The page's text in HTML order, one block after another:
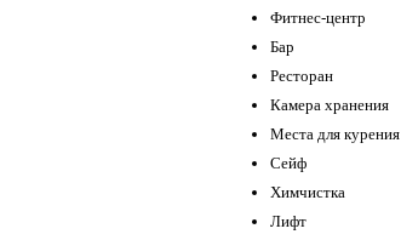
Фитнес-центр
Бар
Ресторан
Камера хранения
Места для курения
Сейф
Химчистка
Лифт